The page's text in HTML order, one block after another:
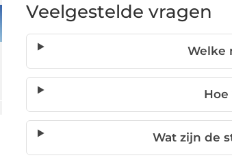
Veelgestelde vragen
Welke
Wat zijn de